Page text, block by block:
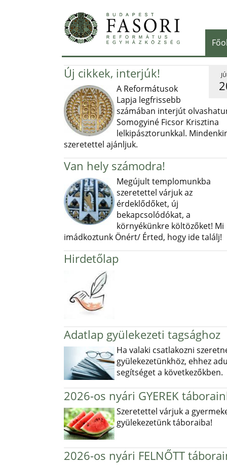
Új cikkek, interjúk!
A Reformátusok
Lapja legfrissebb
számában interjút
Somogyiné Ficsor Krisztina
lelkipásztorunkkal.
szeretettel ajánljuk.
Van hely számodra!
Megújult templomunkba
szeretettel várjuk az
érdeklődőket, új
bekapcsolódókat, a
környékünkre költözőket! Mi
imádkoztunk Önért/ Érted, hogy ide találj!
Hirdetőlap
Adatlap gyülekezeti tagsághoz
Ha valaki csatlakozni
gyülekezetünkhöz, ehhez
segítséget a következőkben.
2026-os nyári GYEREK
Szeretettel várjuk a
gyülekezetünk táboraiba!
2026-os nyári FELNŐTT